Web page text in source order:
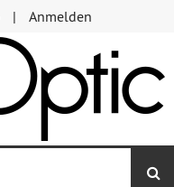
Anmelden